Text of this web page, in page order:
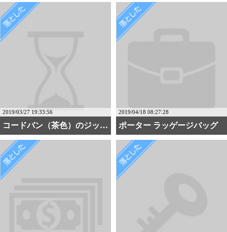
2019/03/27 19:33:56
コードバン（茶色）のジッ・・・
2019/04/18 08:27:28
ポーター ラッゲージバッグ